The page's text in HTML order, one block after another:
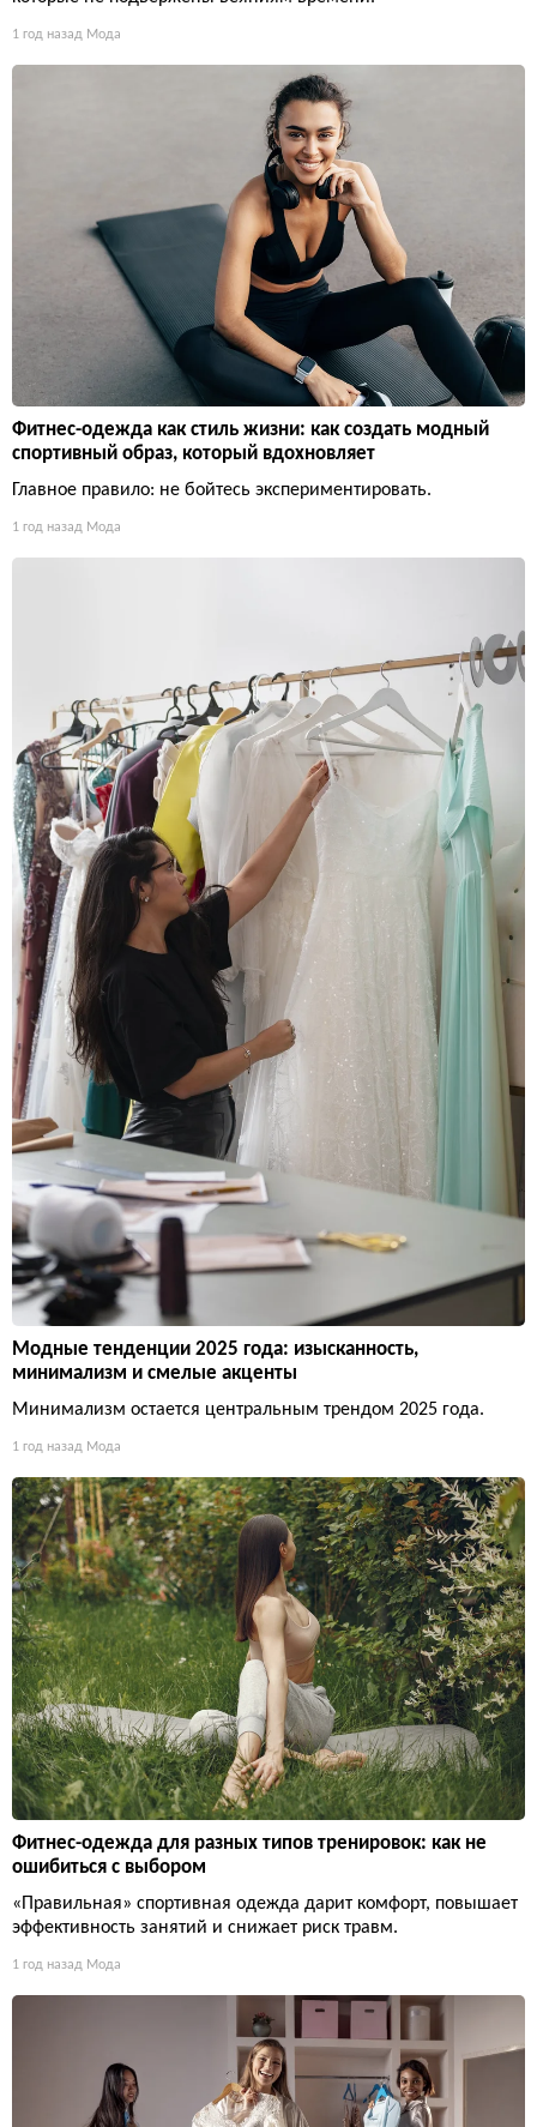
1 год назад Мода
Фитнес-одежда как стиль жизни: как создать модный
спортивный образ, который вдохновляет
Главное правило: не бойтесь экспериментировать.
1 год назад Мода
Модные тенденции 2025 года: изысканность,
минимализм и смелые акценты
Минимализм остается центральным трендом 2025 года.
1 год назад Мода
Фитнес-одежда для разных типов тренировок: как не
ошибиться с выбором
«Правильная» спортивная одежда дарит комфорт, повышает
эффективность занятий и снижает риск травм.
1 год назад Мода